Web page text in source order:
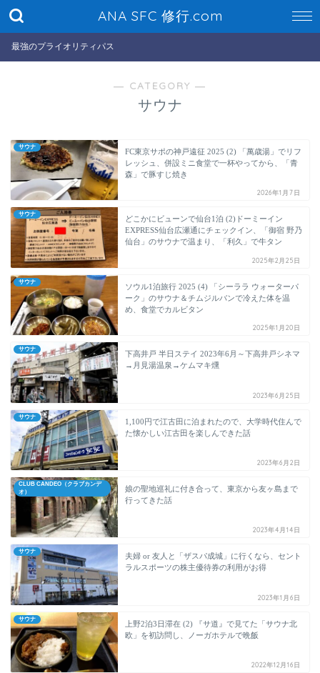
ANA SFC 修行.com
最強のプライオリティパス
― CATEGORY ―
サウナ
サウナ
FC東京サポの神戸遠征 2025 (2) 「萬歳湯」でリフ
レッシュ、併設ミニ食堂で一杯やってから、「青
森」で豚すじ焼き
2026年1月7日
サウナ
どこかにビューンで仙台1泊 (2)ドーミーイン
EXPRESS仙台広瀬通にチェックイン、「御宿 野乃
仙台」のサウナで温まり、「利久」で牛タン
2025年2月25日
サウナ
ソウル1泊旅行 2025 (4) 「シーララ ウォーターパ
ーク」のサウナ＆チムジルバンで冷えた体を温
め、食堂でカルビタン
2025年1月20日
サウナ
下高井戸 半日ステイ 2023年6月～下高井戸シネマ
→月見湯温泉→ケムマキ燻
2023年6月25日
サウナ
1,100円で江古田に泊まれたので、大学時代住んで
た懐かしい江古田を楽しんできた話
2023年6月2日
CLUB CANDEO（クラブカンデ
オ）
娘の聖地巡礼に付き合って、東京から友ヶ島まで
行ってきた話
2023年4月14日
サウナ
夫婦 or 友人と「ザスパ成城」に行くなら、セント
ラルスポーツの株主優待券の利用がお得
2023年1月6日
サウナ
上野2泊3日滞在 (2) 『サ道』で見てた「サウナ北
欧」を初訪問し、ノーガホテルで晩飯
2022年12月16日